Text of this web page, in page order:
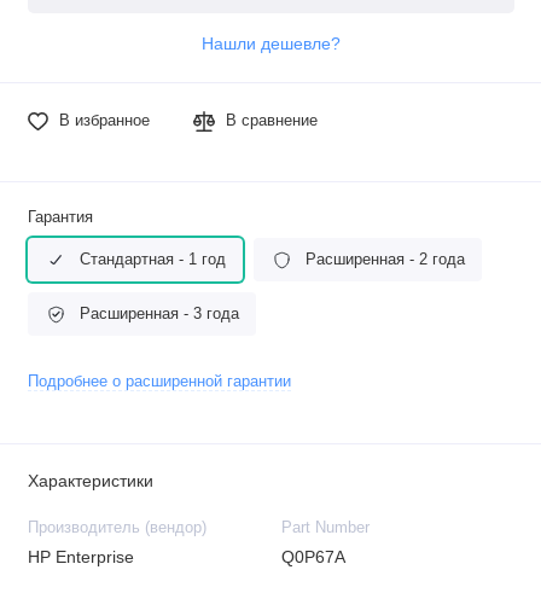
Нашли дешевле?
В избранное В сравнение
Гарантия
Стандартная - 1 год Расширенная - 2 года
Расширенная - 3 года
Подробнее о расширенной гарантии
Характеристики
Производитель (вендор)
HP Enterprise
Part Number
Q0P67A